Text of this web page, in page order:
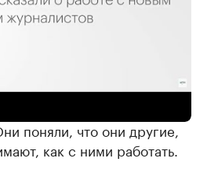
из разных отраслей
поняли, что они другие,
как с ними работать.